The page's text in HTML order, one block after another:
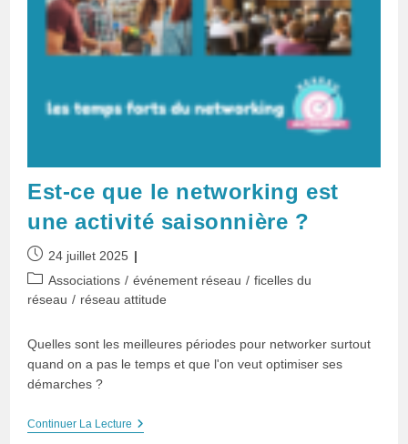
Est-ce que le networking est
une activité saisonnière ?
Publication
publiée :
24 juillet 2025
Post
category:
Associations / événement réseau / ficelles du
réseau / réseau attitude
Quelles sont les meilleures périodes pour networker surtout
quand on a pas le temps et que l'on veut optimiser ses
démarches ?
Continuer La LectureEst-